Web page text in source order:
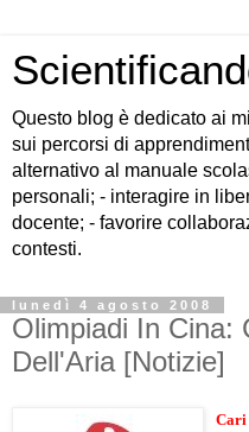
Questo blog è dedicato ai
sui percorsi di
alternativo al manuale
personali; - interagire in
docente; - favorire
contesti.
lunedì 4 agosto 2008
Olimpiadi In Cina:
Dell'Aria [Notizie]
Cari